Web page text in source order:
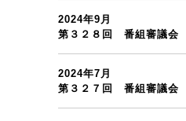
2024年9月
第３２８回 番組審議会
2024年7月
第３２７回 番組審議会